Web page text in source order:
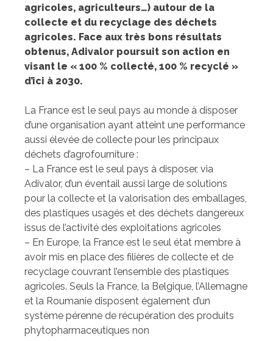
agricoles, agriculteurs…) autour de la
collecte et du recyclage des déchets
agricoles. Face aux très bons résultats
obtenus, Adivalor poursuit son action en
visant le « 100 % collecté, 100 % recyclé »
d’ici à 2030.
La France est le seul pays au monde à disposer
d’une organisation ayant atteint une performance
aussi élevée de collecte pour les principaux
déchets d’agrofourniture :
– La France est le seul pays à disposer, via
Adivalor, d’un éventail aussi large de solutions
pour la collecte et la valorisation des emballages,
des plastiques usagés et des déchets dangereux
issus de l’activité des exploitations agricoles
– En Europe, la France est le seul état membre à
avoir mis en place des filières de collecte et de
recyclage couvrant l’ensemble des plastiques
agricoles. Seuls la France, la Belgique, l’Allemagne
et la Roumanie disposent également d’un
système pérenne de récupération des produits
phytopharmaceutiques non